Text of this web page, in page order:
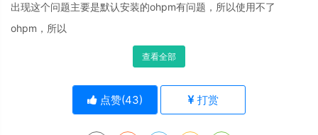
出现这个问题主要是默认安装的ohpm有问题，所以使用不了
ohpm，所以
查看全部
点赞(43) 打赏